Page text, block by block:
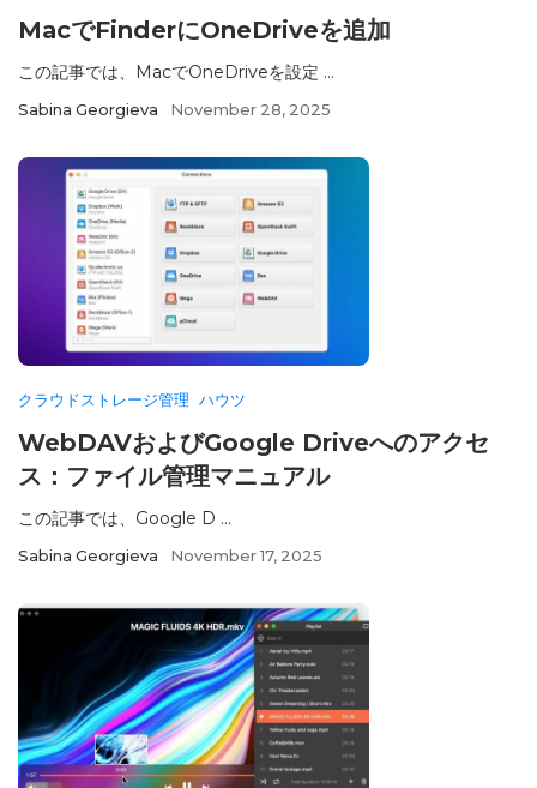
MacでFinderにOneDriveを追加
この記事では、MacでOneDriveを設定 ...
Sabina Georgieva November 28, 2025
クラウドストレージ管理 ハウツ
WebDAVおよびGoogle Driveへのアクセ
ス：ファイル管理マニュアル
この記事では、Google D ...
Sabina Georgieva November 17, 2025